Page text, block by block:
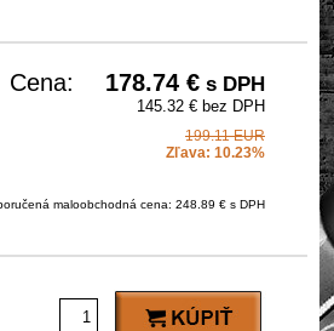
Cena: 178.74 € s DPH
145.32 € bez DPH
199.11 EUR
Zľava: 10.23%
maloobchodná cena: 248.89 € s DPH